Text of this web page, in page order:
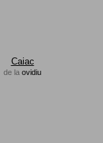
Caiac
de la ovidiu